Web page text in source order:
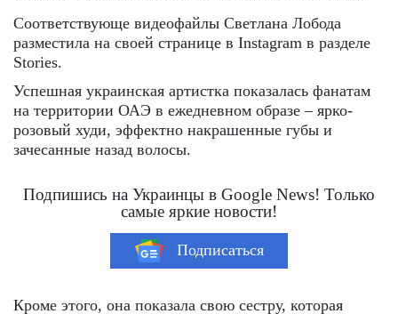
Соответствующе видеофайлы Светлана Лобода
разместила на своей странице в Instagram в разделе
Stories.
Успешная украинская артистка показалась фанатам
на территории ОАЭ в ежедневном образе – ярко-
розовый худи, эффектно накрашенные губы и
зачесанные назад волосы.
Подпишись на Украинцы в Google News! Только
самые яркие новости!
Подписаться
Кроме этого, она показала свою сестру, которая